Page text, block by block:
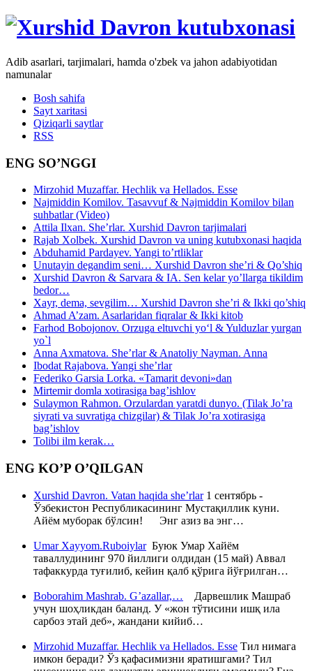
Adib asarlari, tarjimalari, hamda o'zbek va jahon adabiyotidan
namunalar
Bosh sahifa
Sayt xaritasi
Qiziqarli saytlar
RSS
ENG SO’NGGI
Mirzohid Muzaffar. Hechlik va Hellados. Esse
Najmiddin Komilov. Tasavvuf & Najmiddin Komilov bilan
suhbatlar (Video)
Attila Ilxan. She’rlar. Xurshid Davron tarjimalari
Rajab Xolbek. Xurshid Davron va uning kutubxonasi haqida
Abduhamid Pardayev. Yangi to’rtliklar
Unutayin degandim seni… Xurshid Davron she’ri & Qo’shiq
Xurshid Davron & Sarvara & IA. Sen kelar yo’llarga tikildim
bedor…
Xayr, dema, sevgilim… Xurshid Davron she’ri & Ikki qo’shiq
Ahmad A’zam. Asarlaridan fiqralar & Ikki kitob
Farhod Bobojonov. Orzuga eltuvchi yo‘l & Yulduzlar yurgan
yo`l
Anna Axmatova. She’rlar & Anatoliy Nayman. Anna
Ibodat Rajabova. Yangi she’rlar
Federiko Garsia Lorka. «Tamarit devoni»dan
Mirtemir domla xotirasiga bag’ishlov
Sulaymon Rahmon. Orzulardan yaratdi dunyo. (Tilak Jo’ra
siyrati va suvratiga chizgilar) & Tilak Jo’ra xotirasiga
bag’ishlov
Tolibi ilm kerak…
ENG KO’P O’QILGAN
Xurshid Davron. Vatan haqida she’rlar1 сентябрь -
Ўзбекистон Республикасининг Мустақиллик куни.
Айём муборак бўлсин! Энг азиз ва энг…
Umar Xayyom.RuboiylarБуюк Умар Хайём
таваллудининг 970 йиллиги олдидан (15 май) Аввал
тафаккурда туғилиб, кейин қалб қўрига йўғрилган…
Boborahim Mashrab. G’azallar,… Дарвешлик Машраб
учун шоҳликдан баланд. У «жон тўтисини ишқ ила
сарбоз этай деб», жандани кийиб…
Mirzohid Muzaffar. Hechlik va Hellados. Esse Тил нимага
имкон беради? Ўз қафасимизни яратишгами? Тил